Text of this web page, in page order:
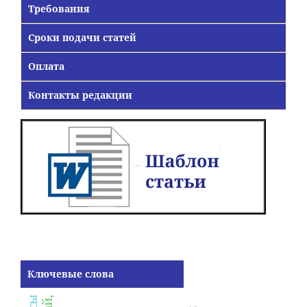
Требования
Сроки подачи статей
Оплата
Контакты редакции
Ключевые слова